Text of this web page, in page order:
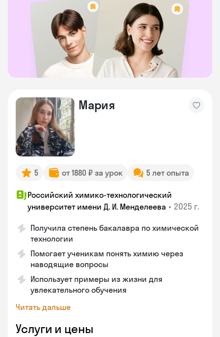
Мария
5 от 1880 ₽ за урок 5 лет опыта
Российский химико-технологический
университет имени Д. И. Менделеева • 2025 г.
Получила степень бакалавра по химической
технологии
Помогает ученикам понять химию через
наводящие вопросы
Использует примеры из жизни для
увлекательного обучения
Читать дальше
Услуги и цены